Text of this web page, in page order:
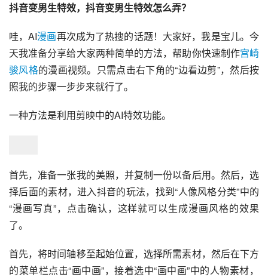
抖音变男生特效，抖音变男生特效怎么弄？
哇，AI漫画再次成为了热搜的话题！大家好，我是宝儿。今
天我准备分享给大家两种简单的方法，帮助你快速制作宫崎
骏风格的漫画视频。只需点击右下角的“边看边剪”，然后按
照我的步骤一步步来就行了。
一种方法是利用剪映中的AI特效功能。
首先，准备一张我的美照，并复制一份以备后用。然后，选
择后面的素材，进入抖音的玩法，找到“人像风格分类”中的
“漫画写真”，点击确认，这样就可以生成漫画风格的效果
了。
首先，将时间轴移至起始位置，选择所需素材，然后在下方
的菜单栏点击“画中画”，接着选中“画中画”中的人物素材，